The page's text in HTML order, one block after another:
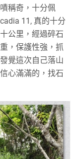
稱奇，十分佩
11, 真的十分
公里，經過碎石
，保護性強，抓
覺這次自己落山
心滿滿的，找石